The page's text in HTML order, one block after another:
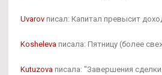
Uvarov писал: Капитал превысит
Kosheleva писала: Пятницу (более
Kutuzova писала: "Завершения